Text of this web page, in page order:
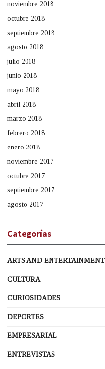
noviembre 2018
octubre 2018
septiembre 2018
agosto 2018
julio 2018
junio 2018
mayo 2018
abril 2018
marzo 2018
febrero 2018
enero 2018
noviembre 2017
octubre 2017
septiembre 2017
agosto 2017
Categorías
ARTS AND ENTERTAINMENT
CULTURA
CURIOSIDADES
DEPORTES
EMPRESARIAL
ENTREVISTAS